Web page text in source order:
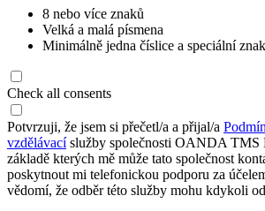
8 nebo více znaků
Velká a malá písmena
Minimálně jedna číslice a speciální znak
Check all consents
Potvrzuji, že jsem si přečetl/a a přijal/a
vzdělávacíslužby společnosti OANDA TMS
základě kterých mě může tato společnost
poskytnout mi telefonickou podporu za
vědomí, že odběr této služby mohu kdykoli